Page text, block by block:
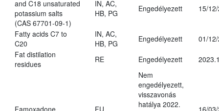
and C18 unsaturated
potassium salts
(CAS 67701-09-1)
IN, AC,
HB, PG
Engedélyezett 15/
Fatty acids C7 to
C20
IN, AC,
HB, PG
Engedélyezett
01/
Fat distilation
residues
RE Engedélyezett
Nem
engedélyezett,
visszavonás
hatálya 2022.